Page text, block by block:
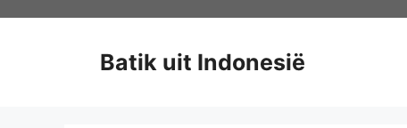
Batik uit Indonesië